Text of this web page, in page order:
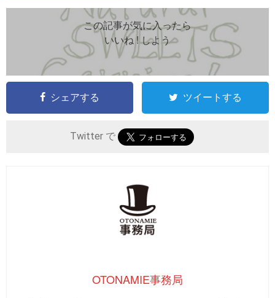
この記事が気に入ったら
いいね ! しよう
シェアする ツイートする
Twitter で
OTONAMIE事務局